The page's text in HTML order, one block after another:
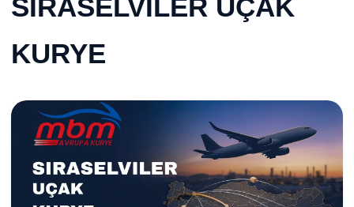
SIRASELVİLER UÇAK
KURYE